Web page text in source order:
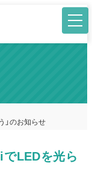
」のお知らせ
でLEDを光ら